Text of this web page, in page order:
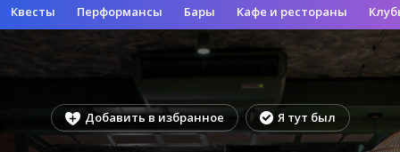
Квесты Перформансы Бары Кафе и рестораны
Добавить в избранное Я тут был